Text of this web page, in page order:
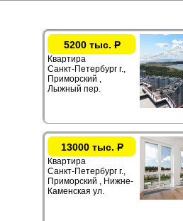
5200 тыс.Р
Квартира
Санкт-Петербург г.,
Приморский ,
Лыжный пер.
13000 тыс.Р
Квартира
Санкт-Петербург г.,
Приморский , Нижне-
Каменская ул.